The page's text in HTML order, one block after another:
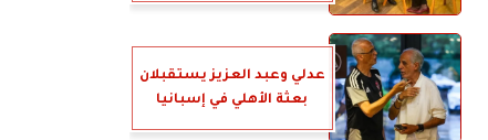
عدلي وعبد العزيز يستقبلان
بعثة الأهلي في إسبانيا